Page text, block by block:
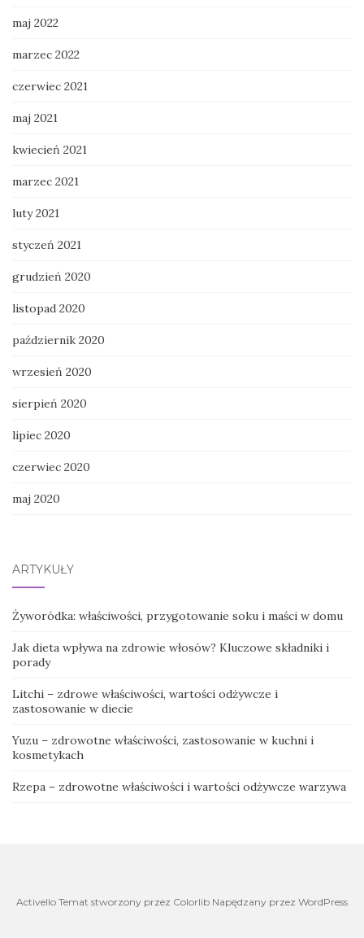
maj 2022
marzec 2022
czerwiec 2021
maj 2021
kwiecień 2021
marzec 2021
luty 2021
styczeń 2021
grudzień 2020
listopad 2020
październik 2020
wrzesień 2020
sierpień 2020
lipiec 2020
czerwiec 2020
maj 2020
ARTYKUŁY
Żyworódka: właściwości, przygotowanie soku i maści w domu
Jak dieta wpływa na zdrowie włosów? Kluczowe składniki i
porady
Litchi – zdrowe właściwości, wartości odżywcze i
zastosowanie w diecie
Yuzu – zdrowotne właściwości, zastosowanie w kuchni i
kosmetykach
Rzepa – zdrowotne właściwości i wartości odżywcze warzywa
Activello Temat stworzony przez Colorlib Napędzany przez WordPress